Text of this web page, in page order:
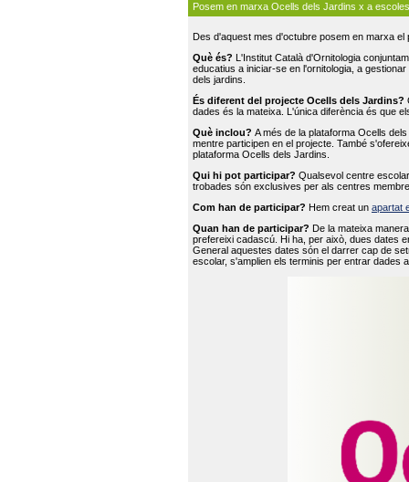
Posem en marxa Ocells dels Jardins x a escoles
Des d'aquest mes d'octubre posem en marxa
Què és? L'Institut Català d'Ornitologia
educatius a iniciar-se en l'ornitologia, a
dels jardins.
És diferent del projecte Ocells dels Jardins?
dades és la mateixa. L'única diferència és que
Què inclou? A més de la plataforma Ocells
mentre participen en el projecte. També
plataforma Ocells dels Jardins.
Qui hi pot participar? Qualsevol centre
trobades són exclusives per als centres
Com han de participar? Hem creat un apartat
Quan han de participar? De la mateixa
prefereixi cadascú. Hi ha, per això, dues dates
General aquestes dates són el darrer cap de
escolar, s'amplien els terminis per entrar dades